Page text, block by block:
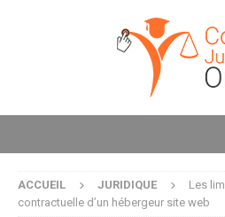
ACCUEIL JURIDIQUE
Les
contractuelle d’un hébergeur site web